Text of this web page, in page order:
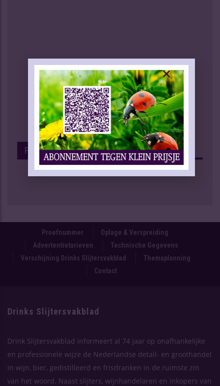
Facebook
Proefnummer
Oplage & Verspreiding
Advertentietarieven
Technische Gegevens
Verschijning Drinks Slijtersvakblad
Themaplanning
Contact
Drinks Slijtersvakblad
Drink Slijtersvakblad informeert al 74 jaar op onafhankelijke
en professionele wijze de Nederlandse detail- en groothandel
in wijn, bier, gedistilleerd en frisdranken in de ruimste zin
van het woord. Naast slijters, wijnhandelaren en inkopers van